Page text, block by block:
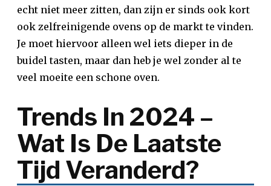
echt niet meer zitten, dan zijn er sinds ook kort
ook zelfreinigende ovens op de markt te vinden.
Je moet hiervoor alleen wel iets dieper in de
buidel tasten, maar dan heb je wel zonder al te
veel moeite een schone oven.
Trends In 2024 –
Wat Is De Laatste
Tijd Veranderd?